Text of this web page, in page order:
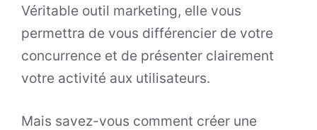
Véritable outil marketing, elle vous
permettra de vous différencier de votre
concurrence et de présenter clairement
votre activité aux utilisateurs.
Mais savez-vous comment créer une